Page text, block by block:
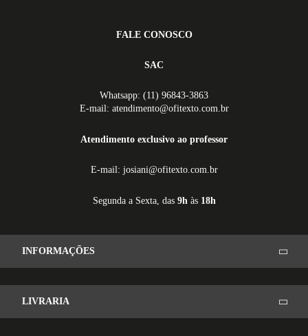
FALE CONOSCO
SAC
Whatsapp: (11) 96843-3863
E-mail: atendimento@ofitexto.com.br
Atendimento exclusivo ao professor
E-mail: josiani@ofitexto.com.br
Segunda a Sexta, das 9hàs 18h
INFORMAÇÕES
LIVRARIA